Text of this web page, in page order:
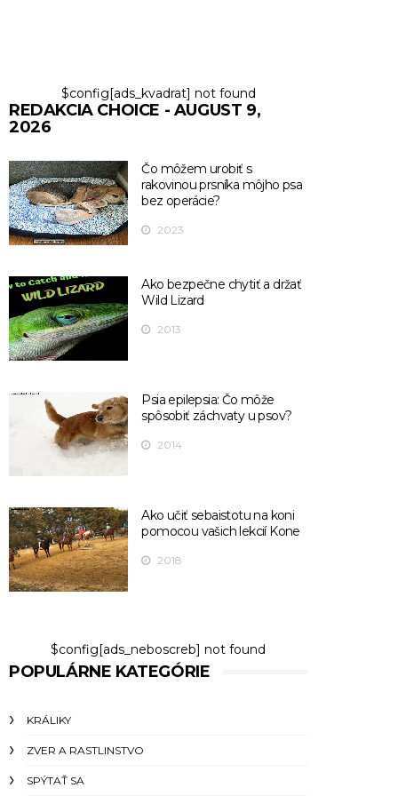
$config[ads_kvadrat] not found
REDAKCIA CHOICE - AUGUST 9,
2026
Čo môžem urobiť s
rakovinou prsníka môjho psa
bez operácie?
2023
Ako bezpečne chytiť a držať
Wild Lizard
2013
Psia epilepsia: Čo môže
spôsobiť záchvaty u psov?
2014
Ako učiť sebaistotu na koni
pomocou vašich lekcií Kone
2018
$config[ads_neboscreb] not found
POPULÁRNE KATEGÓRIE
KRÁLIKY
ZVER A RASTLINSTVO
SPÝTAŤ SA